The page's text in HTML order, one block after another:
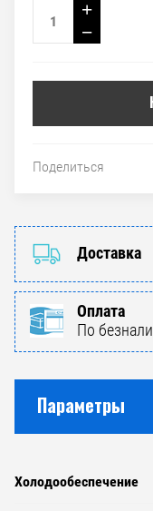
+
−
Поделиться
Доставка
Оплата
По
Параметры
Холодообеспечение